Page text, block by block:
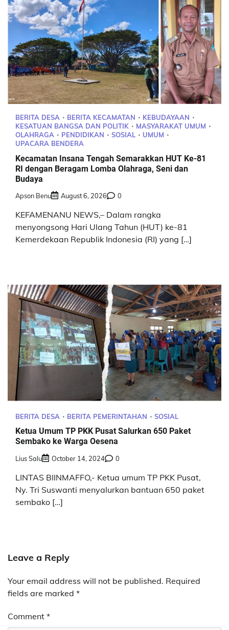
BERITA DESA BERITA KECAMATAN
KEBUDAYAAN
KESATUAN BANGSA DAN POLITIK
MASYARAKAT UMUM
OLAHRAGA
PENDIDIKAN SOSIAL
UMUM
UPACARA BENDERA
Kecamatan Insana Tengah Semarakkan HUT Ke-81
RI dengan Beragam Lomba Olahraga, Seni dan
Budaya
Apson Benu August 6, 2026 0
KEFAMENANU NEWS,– Dalam rangka
menyongsong Hari Ulang Tahun (HUT) ke-81
Kemerdekaan Republik Indonesia (RI) yang […]
BERITA DESA BERITA PEMERINTAHAN SOSIAL
Ketua Umum TP PKK Pusat Salurkan 650 Paket
Sembako ke Warga Oesena
Lius Salu October 14, 2024 0
LINTAS BIINMAFFO,- Ketua umum TP PKK Pusat,
Ny. Tri Suswanti menyalurkan bantuan 650 paket
sembako […]
Leave a Reply
Your email address will not be published. Required
fields are marked *
Comment *